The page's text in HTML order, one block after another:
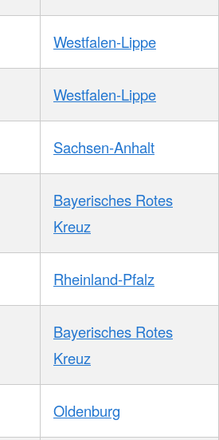
Westfalen-Lippe
Westfalen-Lippe
Sachsen-Anhalt
Bayerisches Rotes
Kreuz
Rheinland-Pfalz
Bayerisches Rotes
Kreuz
Oldenburg